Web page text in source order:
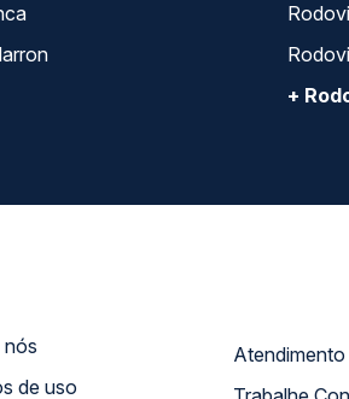
+
nós
Termos de uso